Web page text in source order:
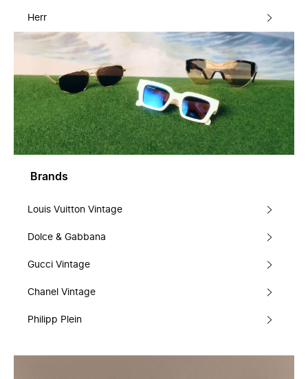
Herr
Brands
Louis Vuitton Vintage
Dolce & Gabbana
Gucci Vintage
Chanel Vintage
Philipp Plein